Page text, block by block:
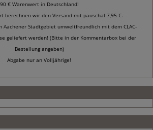
90 € Warenwert in Deutschland!
berechnen wir den Versand mit pauschal 7,95 €.
Aachener Stadtgebiet umweltfreundlich mit dem CLAC-
geliefert werden! (Bitte in der Kommentarbox bei der
Bestellung angeben)
Abgabe nur an Volljährige!